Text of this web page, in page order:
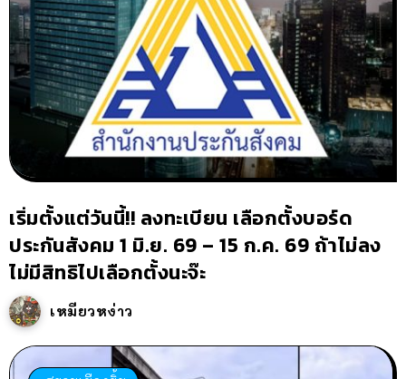
เริ่มตั้งแต่วันนี้!! ลงทะเบียน เลือกตั้งบอร์ด
ประกันสังคม 1 มิ.ย. 69 – 15 ก.ค. 69 ถ้าไม่ลง
ไม่มีสิทธิไปเลือกตั้งนะจ๊ะ
เหมียวหง่าว